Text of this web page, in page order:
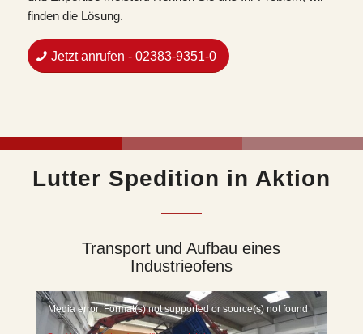
finden die Lösung.
Jetzt anrufen - 02383-9351-0
Lutter Spedition in Aktion
Transport und Aufbau eines
Industrieofens
Media error: Format(s) not supported or source(s) not found